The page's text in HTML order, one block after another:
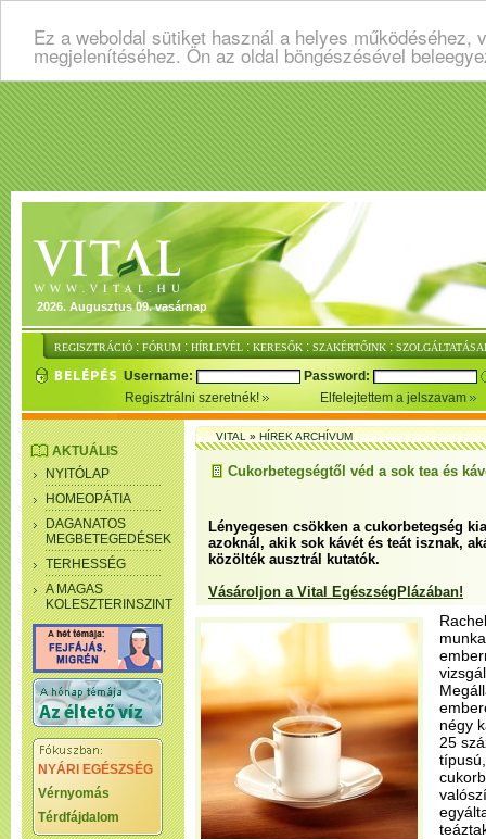
Ez a weboldal sütiket használ a helyes
megjelenítéséhez. Ön az oldal böngészésével
2026. Augusztus 09. vasárnap
REGISZTRÁCIÓ : FÓRUM : HÍRLEVÉL : KERESŐK : SZAKÉRTŐINK :
Username:
Password:
Regisztrálni szeretnék!
Elfelejtettem a jelszavam
AKTUÁLIS
NYITÓLAP
HOMEOPÁTIA
DAGANATOS
MEGBETEGEDÉSEK
TERHESSÉG
A MAGAS
KOLESZTERINSZINT
NYÁRI EGÉSZSÉG
Vérnyomás
Térdfájdalom
VITAL»HÍREK ARCHÍVUM
Cukorbetegségtől véd a sok tea és
Lényegesen csökken a cukorbetegség
azoknál, akik sok kávét és teát isznak,
közölték ausztrál kutatók.
Vásároljon a Vital EgészségPlázában!
négy
25